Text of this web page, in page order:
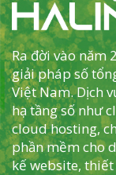
Ra đời vào năm
giải pháp số
Việt Nam. Dịch
hạ tầng số như
cloud hosting,
phần mềm cho
kế website,